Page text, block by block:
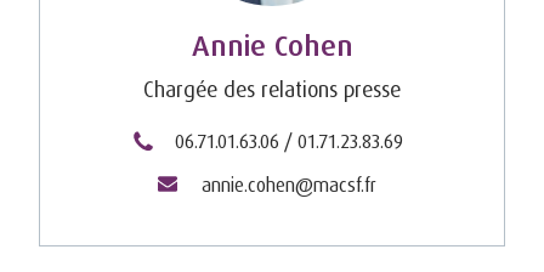
Annie Cohen
Chargée des relations presse
06.71.01.63.06 / 01.71.23.83.69
annie.cohen@macsf.fr